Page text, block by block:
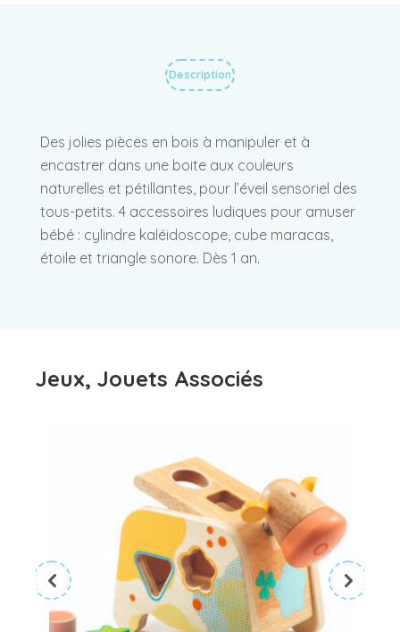
Description
Des jolies pièces en bois à manipuler et à
encastrer dans une boite aux couleurs
naturelles et pétillantes, pour l’éveil sensoriel des
tous-petits. 4 accessoires ludiques pour amuser
bébé : cylindre kaléidoscope, cube maracas,
étoile et triangle sonore. Dès 1 an.
Jeux, Jouets Associés